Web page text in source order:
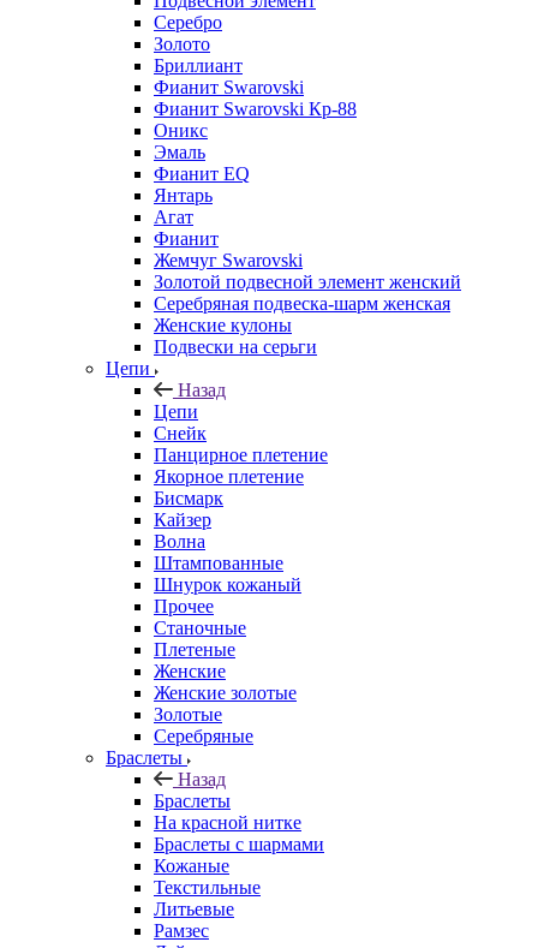
Серебро
Золото
Бриллиант
Фианит Swarovski
Фианит Swarovski Кр-88
Оникс
Эмаль
Фианит EQ
Янтарь
Агат
Фианит
Жемчуг Swarovski
Золотой подвесной элемент женcкий
Серебряная подвеска-шарм женская
Женские кулоны
Подвески на серьги
Цепи
Назад
Цепи
Снейк
Панцирное плетение
Якорное плетение
Бисмарк
Кайзер
Волна
Штампованные
Шнурок кожаный
Прочее
Станочные
Плетеные
Женские
Женские золотые
Золотые
Серебряные
Браслеты
Назад
Браслеты
На красной нитке
Браслеты с шармами
Кожаные
Текстильные
Литьевые
Рамзес